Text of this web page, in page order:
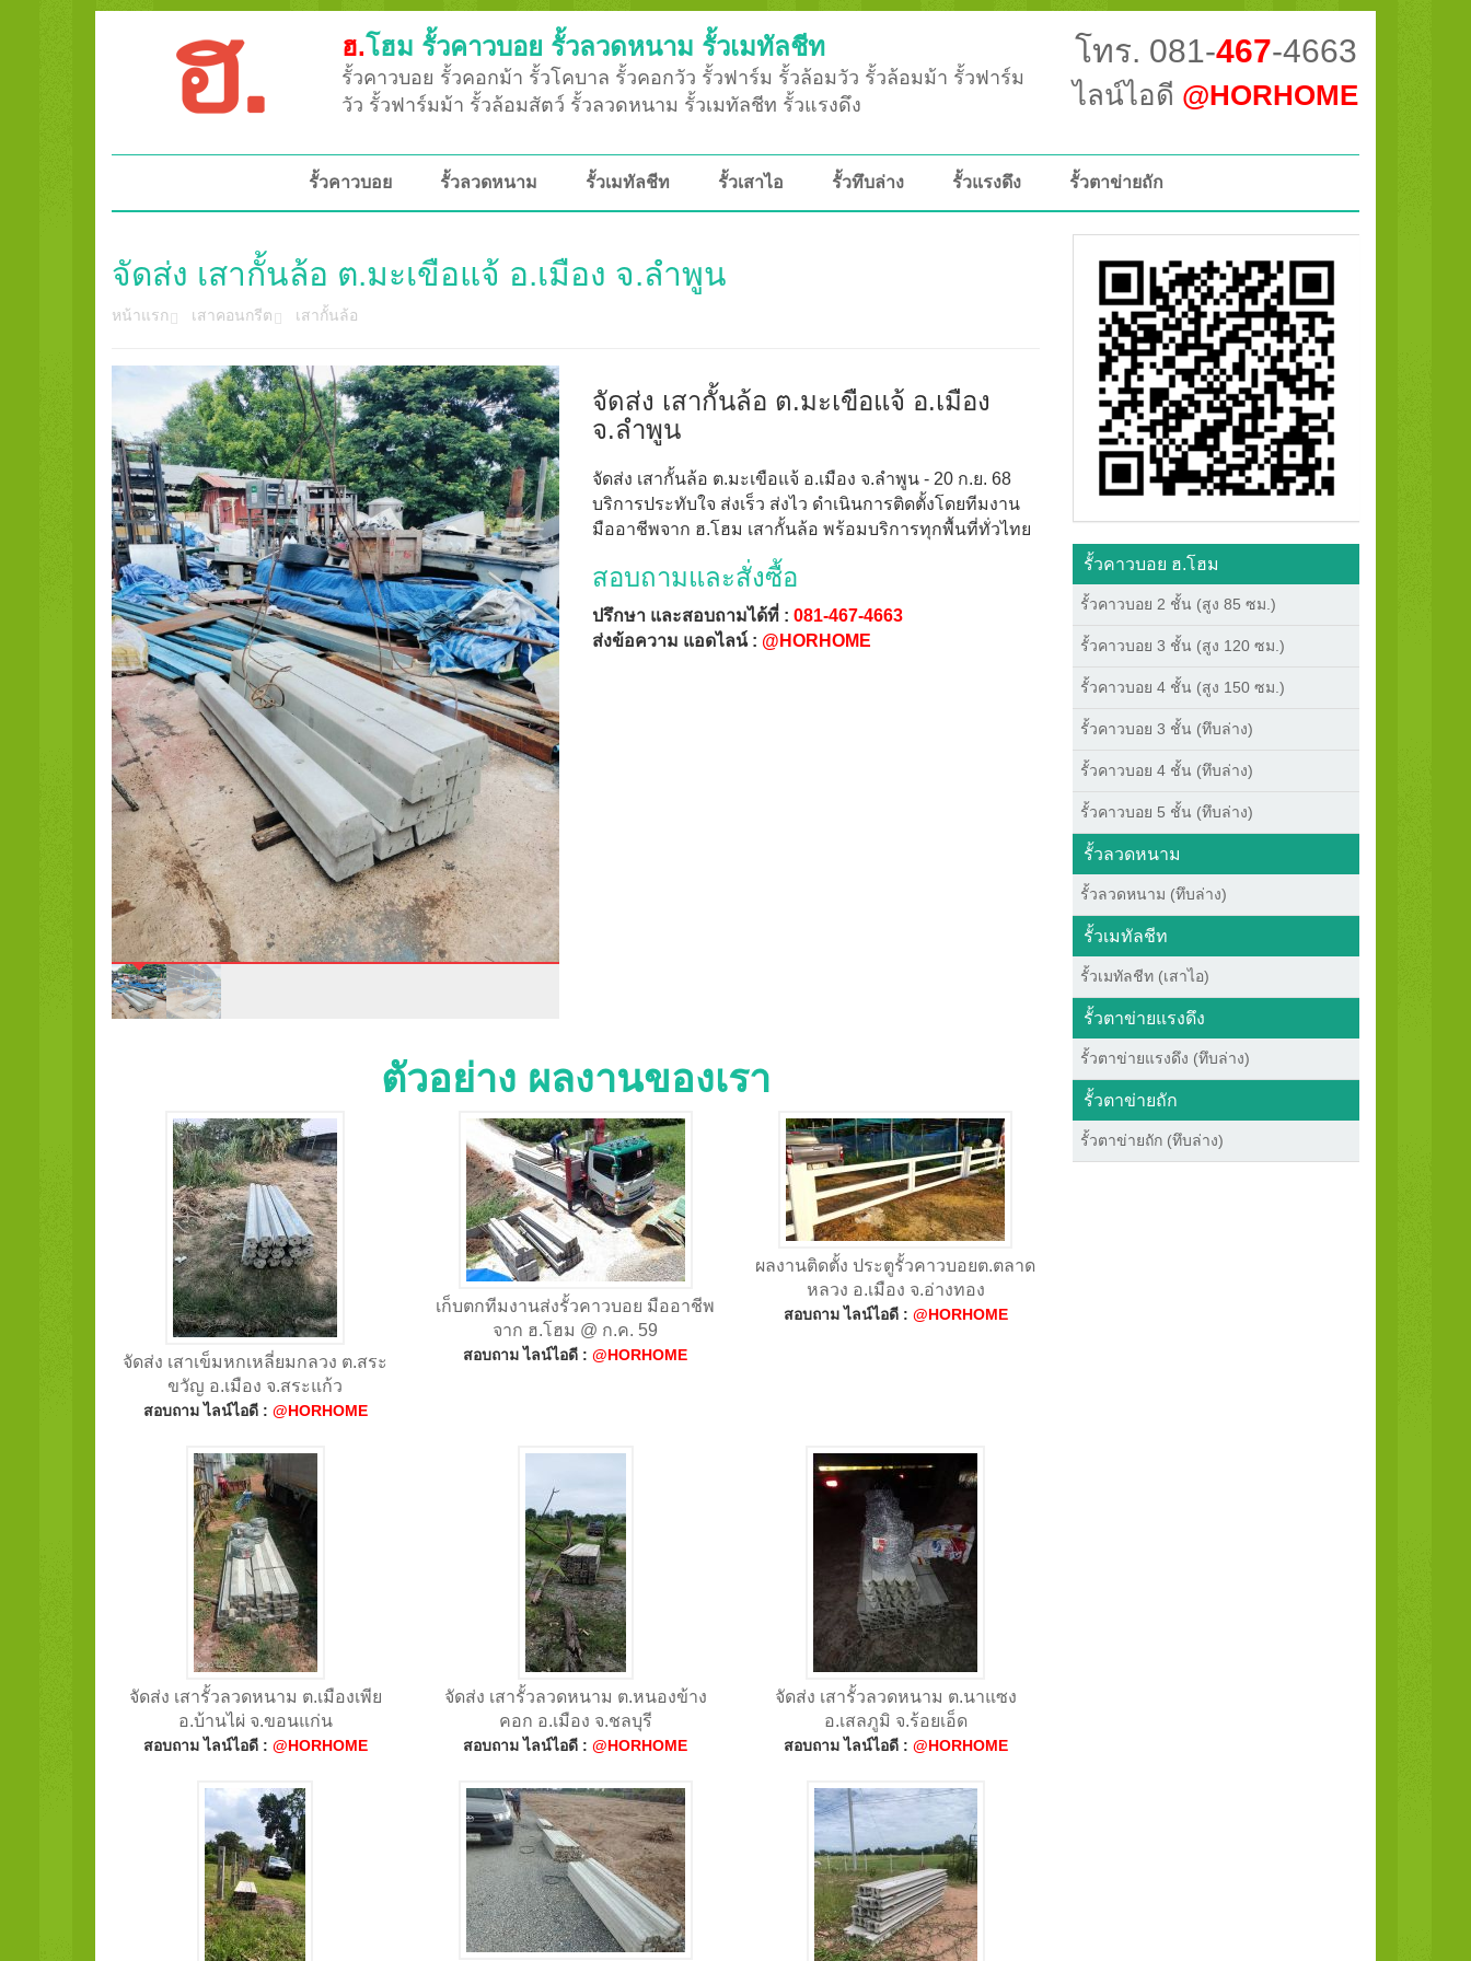
ฮ.โฮม รั้วคาวบอย รั้วลวดหนาม รั้วเมทัลชีท
รั้วคาวบอย รั้วคอกม้า รั้วโคบาล รั้วคอกวัว รั้วฟาร์ม รั้วล้อมวัว รั้วล้อมม้า รั้วฟาร์ม
วัว รั้วฟาร์มม้า รั้วล้อมสัตว์ รั้วลวดหนาม รั้วเมทัลชีท รั้วแรงดึง
โทร. 081-467-4663
ไลน์ไอดี @HORHOME
รั้วคาวบอย รั้วลวดหนาม รั้วเมทัลชีท รั้วเสาไอ รั้วทึบล่าง รั้วแรงดึง รั้วตาข่ายถัก
จัดส่ง เสากั้นล้อ ต.มะเขือแจ้ อ.เมือง จ.ลำพูน
หน้าแรก เสาคอนกรีต เสากั้นล้อ
จัดส่ง เสากั้นล้อ ต.มะเขือแจ้ อ.เมือง
จ.ลำพูน
จัดส่ง เสากั้นล้อ ต.มะเขือแจ้ อ.เมือง จ.ลำพูน - 20 ก.ย. 68
บริการประทับใจ ส่งเร็ว ส่งไว ดำเนินการติดตั้งโดยทีมงาน
มืออาชีพจาก ฮ.โฮม เสากั้นล้อ พร้อมบริการทุกพื้นที่ทั่วไทย
สอบถามและสั่งซื้อ
ปรึกษา และสอบถามได้ที่ : 081-467-4663
ส่งข้อความ แอดไลน์ : @HORHOME
ตัวอย่าง ผลงานของเรา
จัดส่ง เสาเข็มหกเหลี่ยมกลวง ต.สระ
ขวัญ อ.เมือง จ.สระแก้ว
สอบถาม ไลน์ไอดี : @HORHOME
เก็บตกทีมงานส่งรั้วคาวบอย มืออาชีพ
จาก ฮ.โฮม @ ก.ค. 59
สอบถาม ไลน์ไอดี :@HORHOME
ผลงานติดตั้ง ประตูรั้วคาวบอยต.ตลาด
หลวง อ.เมือง จ.อ่างทอง
สอบถาม ไลน์ไอดี : @HORHOME
จัดส่ง เสารั้วลวดหนาม ต.เมืองเพีย
อ.บ้านไผ่ จ.ขอนแก่น
สอบถาม ไลน์ไอดี : @HORHOME
จัดส่ง เสารั้วลวดหนาม ต.หนองข้าง
คอก อ.เมือง จ.ชลบุรี
สอบถาม ไลน์ไอดี :@HORHOME
จัดส่ง เสารั้วลวดหนาม ต.นาแซง
อ.เสลภูมิ จ.ร้อยเอ็ด
สอบถาม ไลน์ไอดี : @HORHOME
รั้วคาวบอย ฮ.โฮม
รั้วคาวบอย 2 ชั้น (สูง 85 ซม.)
รั้วคาวบอย 3 ชั้น (สูง 120 ซม.)
รั้วคาวบอย 4 ชั้น (สูง 150 ซม.)
รั้วคาวบอย 3 ชั้น (ทึบล่าง)
รั้วคาวบอย 4 ชั้น (ทึบล่าง)
รั้วคาวบอย 5 ชั้น (ทึบล่าง)
รั้วลวดหนาม
รั้วลวดหนาม (ทึบล่าง)
รั้วเมทัลชีท
รั้วเมทัลชีท (เสาไอ)
รั้วตาข่ายแรงดึง
รั้วตาข่ายแรงดึง (ทึบล่าง)
รั้วตาข่ายถัก
รั้วตาข่ายถัก (ทึบล่าง)